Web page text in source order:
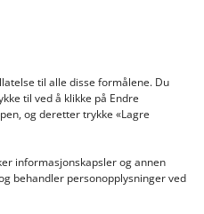
til alle disse formålene. Du
til ved å klikke på Endre
og deretter trykke «Lagre
informasjonskapsler og annen
behandler personopplysninger ved